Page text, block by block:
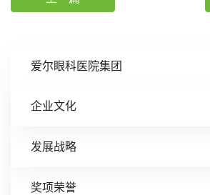
爱尔眼科医院集团
企业文化
发展战略
奖项荣誉